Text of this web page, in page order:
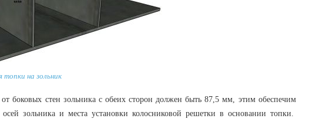
топки на зольник
боковых стен зольника с обеих сторон должен быть 87,5 мм, этим обеспечим
осей зольника и места установки колосниковой решетки в основании топки.